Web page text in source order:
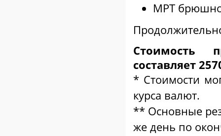
МРТ
Стоимость
составляет
* Стоимости
курса валют.
** Основные
же день по